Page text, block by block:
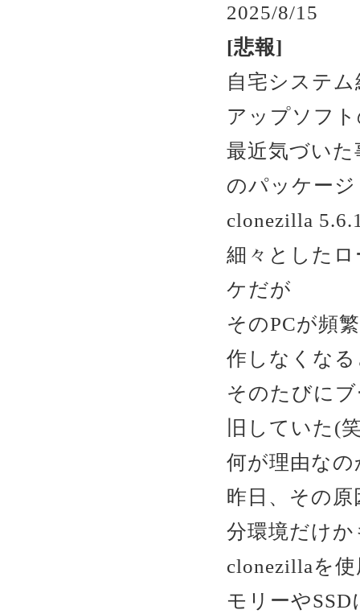
2025/8/15
[悲報]
自宅システ
アップソフ
最近気づい
のパッケージ
clonezilla
細々とした
ケだが
そのPCが頻
作しなくな
そのたびに
旧していた(
何が理由な
昨日、その
分環境だけ
clonezillaを
モリーや